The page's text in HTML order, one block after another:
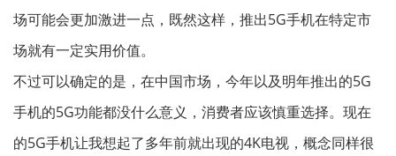
场可能会更加激进一点，既然这样，推出5G手机在特定市
场就有一定实用价值。
不过可以确定的是，在中国市场，今年以及明年推出的5G
手机的5G功能都没什么意义，消费者应该慎重选择。现在
的5G手机让我想起了多年前就出现的4K电视，概念同样很